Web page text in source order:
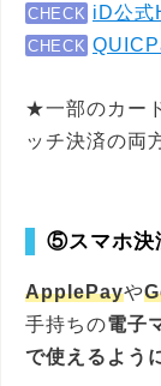
CHECK iD公式
CHECK
★一部のカー
ッチ決済の両
⑤スマホ決
ApplePayや
手持ちの電子
で使えるよう